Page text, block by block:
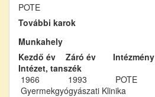
POTE
További karok
Munkahely
Kezdő év
Záró év
Intézmény
Intézet, tanszék
1966
1993
POTE
Gyermekgyógyászati Klinika